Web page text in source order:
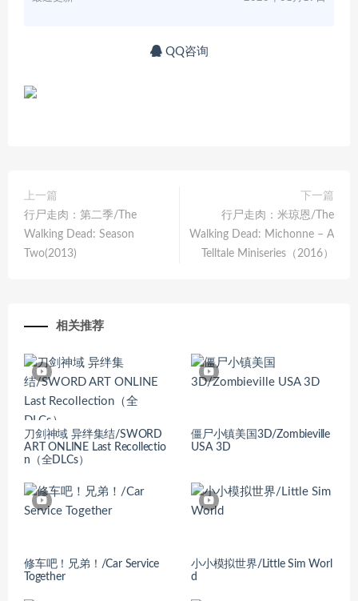
QQ咨询
上一篇
行尸走肉：第二季/The
Walking Dead: Season
Two(2013)
下一篇
行尸走肉：米琼恩/The
Walking Dead: Michonne – A
Telltale Miniseries（2016）
相关推荐
刀剑神域 异绊集结/SWORD
ART ONLINE Last Recollectio
n（全DLCs）
僵尸小镇美国3D/Zombieville
USA 3D
修车吧！兄弟！/Car Service
Together
小小模拟世界/Little Sim Worl
d